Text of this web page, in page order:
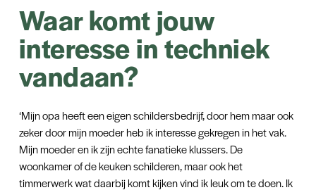
Waar komt jouw
interesse in techniek
vandaan?
‘Mijn opa heeft een eigen schildersbedrijf, door hem maar ook
zeker door mijn moeder heb ik interesse gekregen in het vak.
Mijn moeder en ik zijn echte fanatieke klussers. De
woonkamer of de keuken schilderen, maar ook het
timmerwerk wat daarbij komt kijken vind ik leuk om te doen. Ik